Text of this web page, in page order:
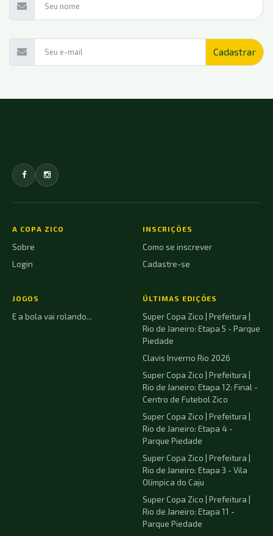
A COPA ZICO
Sobre
Login
INSCRIÇÕES
Como se inscrever
Cadastre-se
JOGOS
E a bola vai rolando...
ÚLTIMAS EDIÇÕES
Super Copa Zico | Prefeitura |
Rio de Janeiro: Etapa 5 - Parque
Piedade
Clavis Inverno Rio 2026
Super Copa Zico | Prefeitura |
Rio de Janeiro: Etapa 12: Final -
Centro de Futebol Zico
Super Copa Zico | Prefeitura |
Rio de Janeiro: Etapa 4 -
Parque Piedade
Super Copa Zico | Prefeitura |
Rio de Janeiro: Etapa 3 - Vila
Olímpica do Caju
Super Copa Zico | Prefeitura |
Rio de Janeiro: Etapa 11 -
Parque Piedade